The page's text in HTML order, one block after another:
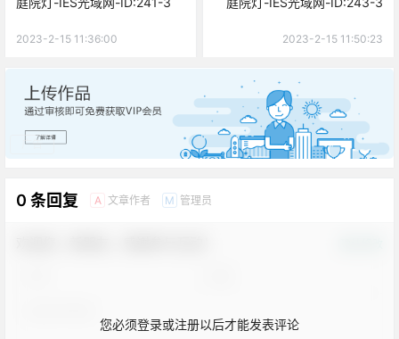
2023-2-15 11:36:00 2023-2-15 11:50:23
广告
0 条回复 A 文章作者 M 管理员
您必须登录或注册以后才能发表评论